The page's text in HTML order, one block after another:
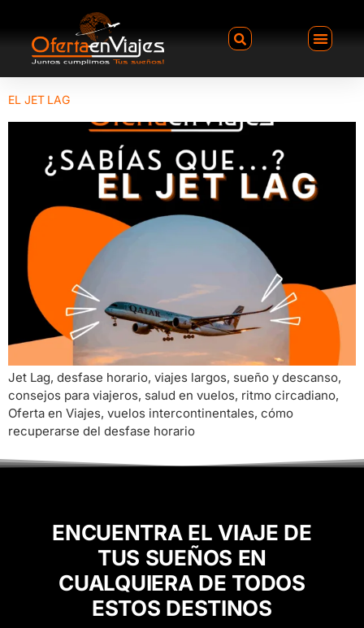
EL JET LAG
Jet Lag, desfase horario, viajes largos, sueño y descanso,
consejos para viajeros, salud en vuelos, ritmo circadiano,
Oferta en Viajes, vuelos intercontinentales, cómo
recuperarse del desfase horario
ENCUENTRA EL VIAJE DE
TUS SUEÑOS EN
CUALQUIERA DE TODOS
ESTOS DESTINOS